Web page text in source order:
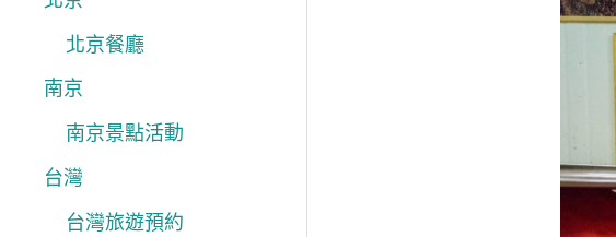
北京餐廳
南京
南京景點活動
台灣
台灣旅遊預約